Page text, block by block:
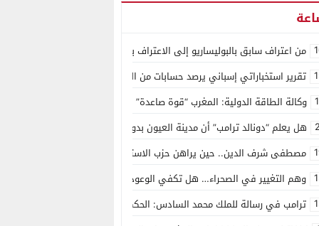
من اعتراف سابق بالبوليساريو إلى الاعتراف بسيادة المغرب على الصحراء..
تقرير استخباراتي إسباني يرصد حسابات من الجزائر وأرقاما بـ”213+” ضمن حملة رقمية منظمة حرّضت على اقتحام سبتة
وكالة الطاقة الدولية: المغرب “قوة صاعدة” في سوق المعادن الاستراتيجية
هل يعلم “دونالد ترامب” أن مدينة العيون بدون ماء؟
مصطفى شرف الدين.. حين يراهن حزب الاستقلال على الكفاءة ويمنح الشباب
وهم التغيير في الصحراء… هل تكفي الوعود الفارغة لصناعة الواقع؟
ترامب في رسالة للملك محمد السادس: الحكم الذاتي هو الأساس الوحيد لحل